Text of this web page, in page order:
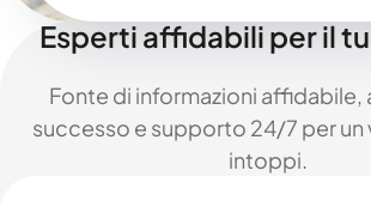
Esperti affidabili per il
Fonte di informazioni affidabile,
successo e supporto 24/7 per un
intoppi.